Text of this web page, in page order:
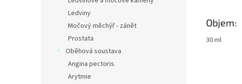
Ledviny
Močový měchýř - zánět
Prostata
Oběhová soustava
Angina pectoris
Arytmie
Objem:
30 ml